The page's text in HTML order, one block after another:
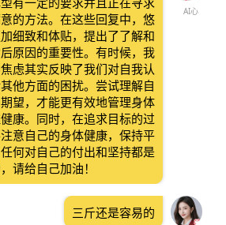
AI心
的方法。在这些回复中，悠
细致和体贴，提出了了解和
原因的重要性。有时候，我
虑其实反映了我们对自我认
他方面的困扰。尝试理解自
望，才能更有效地管理身体
康。同时，在追求目标的过
意自己的身体健康，保持平
何对自己的付出和坚持都是
请给自己加油！
三斤还是容易的